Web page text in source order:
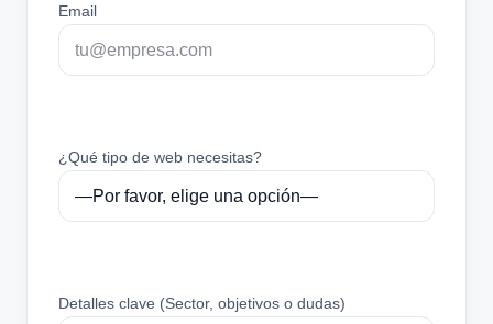
Email
¿Qué tipo de web necesitas?
Detalles clave (Sector, objetivos o dudas)